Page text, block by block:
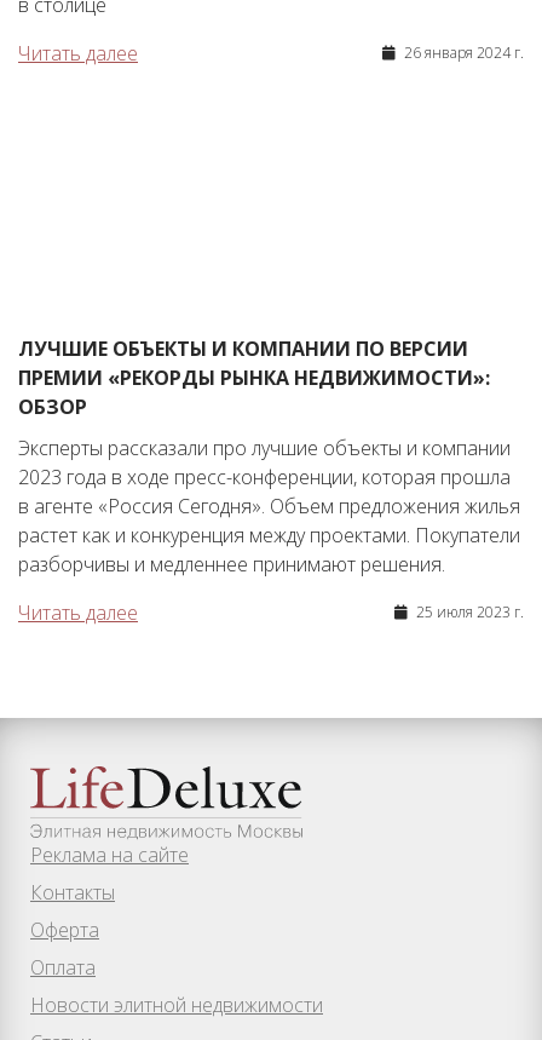
Читать далее
26 января 2024 г.
ЛУЧШИЕ ОБЪЕКТЫ И КОМПАНИИ ПО ВЕРСИИ
ПРЕМИИ «РЕКОРДЫ РЫНКА НЕДВИЖИМОСТИ»:
ОБЗОР
Эксперты рассказали про лучшие объекты и компании
2023 года в ходе пресс-конференции, которая прошла
в агенте «Россия Сегодня». Объем предложения жилья
растет как и конкуренция между проектами. Покупатели
разборчивы и медленнее принимают решения.
Читать далее
25 июля 2023 г.
Реклама на сайте
Контакты
Оферта
Оплата
Новости элитной недвижимости